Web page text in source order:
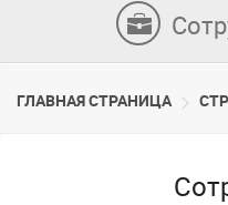
ГЛАВНАЯ СТРАНИЦА